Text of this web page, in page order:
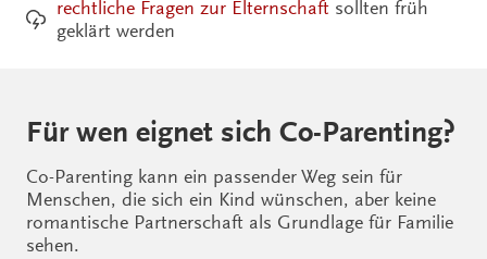
rechtliche Fragen zur Elternschaft sollten früh
geklärt werden
Für wen eignet sich Co-Parenting?
Co-Parenting kann ein passender Weg sein für
Menschen, die sich ein Kind wünschen, aber keine
romantische Partnerschaft als Grundlage für Familie
sehen.